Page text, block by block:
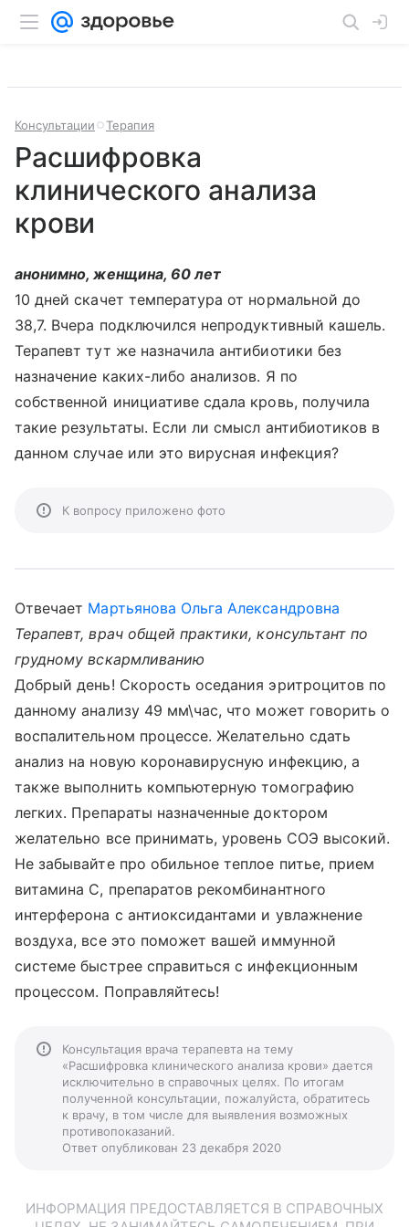
Консультации Терапия
Расшифровка
клинического анализа
крови
анонимно, женщина, 60 лет
10 дней скачет температура от нормальной до
38,7. Вчера подключился непродуктивный кашель.
Терапевт тут же назначила антибиотики без
назначение каких-либо анализов. Я по
собственной инициативе сдала кровь, получила
такие результаты. Если ли смысл антибиотиков в
данном случае или это вирусная инфекция?
К вопросу приложено фото
Отвечает Мартьянова Ольга Александровна
Терапевт, врач общей практики, консультант по
грудному вскармливанию
Добрый день! Скорость оседания эритроцитов по
данному анализу 49 мм\час, что может говорить о
воспалительном процессе. Желательно сдать
анализ на новую коронавирусную инфекцию, а
также выполнить компьютерную томографию
легких. Препараты назначенные доктором
желательно все принимать, уровень СОЭ высокий.
Не забывайте про обильное теплое питье, прием
витамина С, препаратов рекомбинантного
интерферона с антиоксидантами и увлажнение
воздуха, все это поможет вашей иммунной
системе быстрее справиться с инфекционным
процессом. Поправляйтесь!
Консультация врача терапевта на тему
«Расшифровка клинического анализа крови» дается
исключительно в справочных целях. По итогам
полученной консультации, пожалуйста, обратитесь
к врачу, в том числе для выявления возможных
противопоказаний.
Ответ опубликован 23 декабря 2020
ИНФОРМАЦИЯ ПРЕДОСТАВЛЯЕТСЯ В СПРАВОЧНЫХ